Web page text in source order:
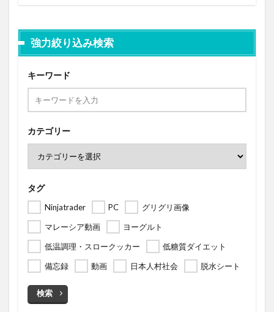
強力絞り込み検索
キーワード
カテゴリー
タグ
Ninjatrader PC
グリグリ画像
マレーシア動画
ヨーグルト
低温調理・スロークッカー
低糖質ダイエット
備忘録
動画 日本人村社会 脱水シート
検索